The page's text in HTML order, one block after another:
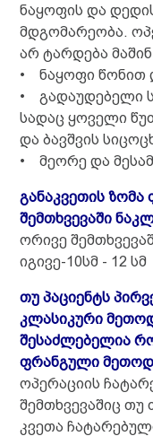
ნაყოფის და
მდგომარეობა.
არ ტარდება
• ნაყოფი წონით
• გადაუდებელი
სადაც ყოველი
და ბავშვის
• მეორე და
განაკვეთის
შემთხვევაში
ორივე
იგივე-10სმ - 12 სმ
თუ პაციენტს
კლასიკური
შესაძლებელია
ფრანგული
ოპერაციის
შემთხვევაშიც თუ
კვეთა